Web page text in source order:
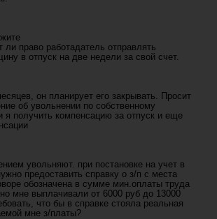
ли право работадатель отправлять
в отпуск на две недели за свой счет.
он планирует его закрывать. Просит
об увольнении по собственному
получить компенсацию за отпуск и еще
увольняют. при постановке на учет в
предоставить справку о з/п с места
обозначена в сумме мин.оплаты труда
мне выплачивали от 6000 руб до 13000
что бы в справке стояла реальная
мне з/платы?